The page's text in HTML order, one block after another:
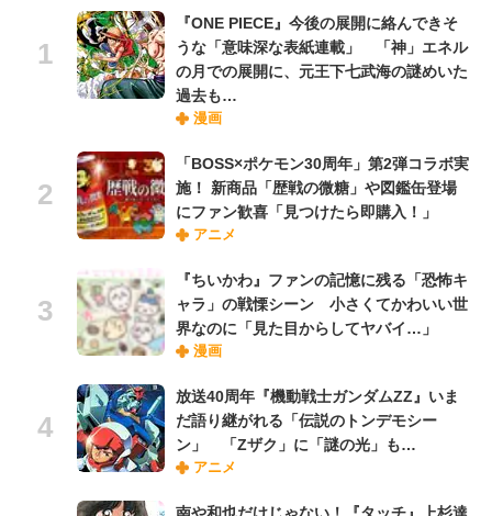
『ONE PIECE』今後の展開に絡んできそ
うな「意味深な表紙連載」 「神」エネル
の月での展開に、元王下七武海の謎めいた
過去も…
漫画
「BOSS×ポケモン30周年」第2弾コラボ実
施！ 新商品「歴戦の微糖」や図鑑缶登場
にファン歓喜「見つけたら即購入！」
アニメ
『ちいかわ』ファンの記憶に残る「恐怖キ
ャラ」の戦慄シーン 小さくてかわいい世
界なのに「見た目からしてヤバイ…」
漫画
放送40周年『機動戦士ガンダムZZ』いま
だ語り継がれる「伝説のトンデモシー
ン」 「Zザク」に「謎の光」も…
アニメ